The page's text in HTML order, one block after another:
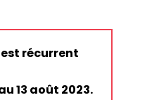
récurrent
13 août 2023.